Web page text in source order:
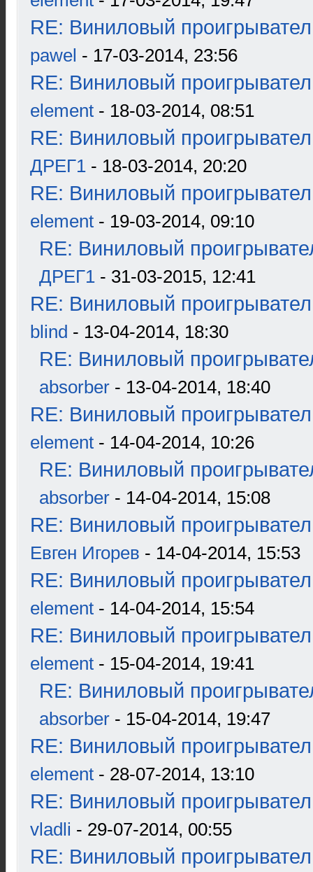
RE: Виниловый
pawel - 17-03-2014, 23:56
RE: Виниловый
element - 18-03-2014, 08:51
RE: Виниловый
ДРЕГ1 - 18-03-2014, 20:20
RE: Виниловый
element - 19-03-2014, 09:10
RE: Виниловый
ДРЕГ1 - 31-03-2015, 12:41
RE: Виниловый
blind - 13-04-2014, 18:30
RE: Виниловый
absorber - 13-04-2014, 18:40
RE: Виниловый
element - 14-04-2014, 10:26
RE: Виниловый
absorber - 14-04-2014, 15:08
RE: Виниловый
Евген Игорев - 14-04-2014, 15:53
RE: Виниловый
element - 14-04-2014, 15:54
RE: Виниловый
element - 15-04-2014, 19:41
RE: Виниловый
absorber - 15-04-2014, 19:47
RE: Виниловый
element - 28-07-2014, 13:10
RE: Виниловый
vladli - 29-07-2014, 00:55
RE: Виниловый